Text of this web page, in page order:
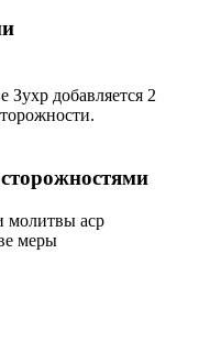
добавляется 2
молитвы аср
меры